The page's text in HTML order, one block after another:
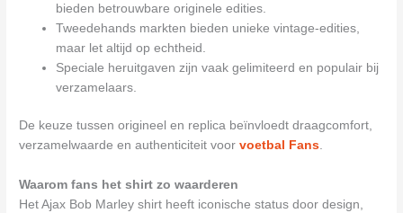
bieden betrouwbare originele edities.
Tweedehands markten bieden unieke vintage-edities,
maar let altijd op echtheid.
Speciale heruitgaven zijn vaak gelimiteerd en populair bij
verzamelaars.
De keuze tussen origineel en replica beïnvloedt draagcomfort,
verzamelwaarde en authenticiteit voorvoetbal Fans.
Waarom fans het shirt zo waarderen
Het Ajax Bob Marley shirt heeft iconische status door design,